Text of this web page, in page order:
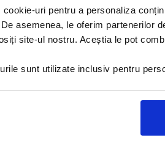
cookie-uri pentru a personaliza
asemenea, le oferim partenerilor
site-ul nostru. Aceștia le pot
sunt utilizate inclusiv pentru
Ocean
km de